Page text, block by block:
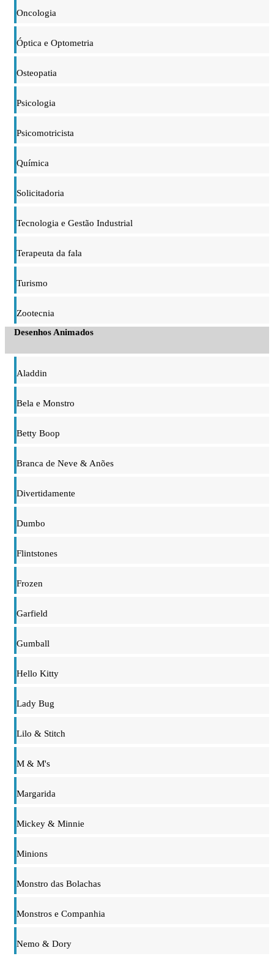
Oncologia
Óptica e Optometria
Osteopatia
Psicologia
Psicomotricista
Química
Solicitadoria
Tecnologia e Gestão Industrial
Terapeuta da fala
Turismo
Zootecnia
Desenhos Animados
Aladdin
Bela e Monstro
Betty Boop
Branca de Neve & Anões
Divertidamente
Dumbo
Flintstones
Frozen
Garfield
Gumball
Hello Kitty
Lady Bug
Lilo & Stitch
M & M's
Margarida
Mickey & Minnie
Minions
Monstro das Bolachas
Monstros e Companhia
Nemo & Dory